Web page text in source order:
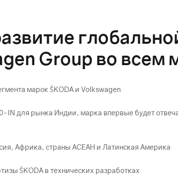
Group во всем
марок ŠKODА и Volkswagen
IN для рынка Индии, марка впервые будет
Африка, страны АСЕАН и Латинская Америка
ŠKODА в технических разработках